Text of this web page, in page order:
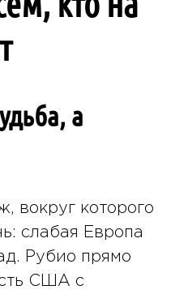
а
вокруг которого
слабая Европа
Рубио прямо
США с